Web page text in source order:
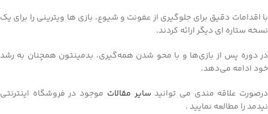
با اقدامات دقیق برای جلوگیری از عفونت و شیوع، بازی ها ویترینی را برای یک
نسخه ستاره ای دیگر ارائه کردند.
در دوره پس از بازی‌ها و با محو شدن همه‌گیری، بدمینتون همچنان به رشد
خود ادامه می‌دهد.
درصورت علاقه مندی می توانید سایر مقالات موجود در فروشگاه اینترنتی
نیدمد را مطالعه نمایید .